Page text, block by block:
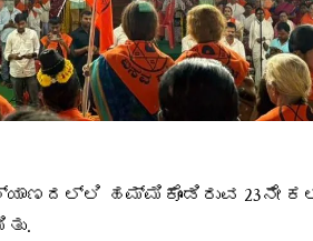
ಹಮ್ಮಿಕೊಂಡಿರುವ 23ನೇ